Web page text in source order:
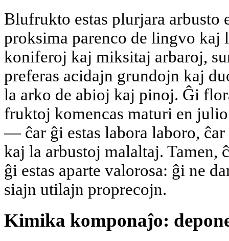
Blufrukto estas plurjara arbusto
proksima parenco de lingvo kaj
koniferoj kaj miksitaj arbaroj,
preferas acidajn grundojn kaj
la arko de abioj kaj pinoj. Ĝi
fruktoj komencas maturi en
— ĉar ĝi estas labora laboro,
kaj la arbustoj malaltaj. Tamen,
ĝi estas aparte valorosa: ĝi ne
siajn utilajn proprecojn.
Kimika komponaĵo: